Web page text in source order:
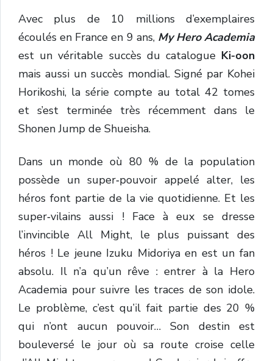
Avec plus de 10 millions d’exemplaires
écoulés en France en 9 ans, My Hero Academia
est un véritable succès du catalogue Ki-oon
mais aussi un succès mondial. Signé par Kohei
Horikoshi, la série compte au total 42 tomes
et s’est terminée très récemment dans le
Shonen Jump de Shueisha.
Dans un monde où 80 % de la population
possède un super‑pouvoir appelé alter, les
héros font partie de la vie quotidienne. Et les
super‑vilains aussi ! Face à eux se dresse
l’invincible All Might, le plus puissant des
héros ! Le jeune Izuku Midoriya en est un fan
absolu. Il n’a qu’un rêve : entrer à la Hero
Academia pour suivre les traces de son idole.
Le problème, c’est qu’il fait partie des 20 %
qui n’ont aucun pouvoir… Son destin est
bouleversé le jour où sa route croise celle